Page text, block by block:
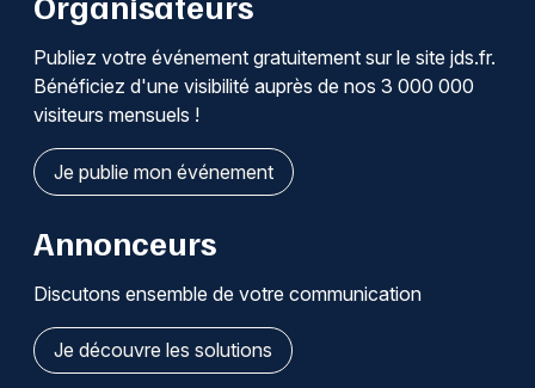
Publiez votre événement gratuitement sur le site jds.fr.
Bénéficiez d'une visibilité auprès de nos 3 000 000
visiteurs mensuels !
Je publie mon événement
Annonceurs
Discutons ensemble de votre communication
Je découvre les solutions